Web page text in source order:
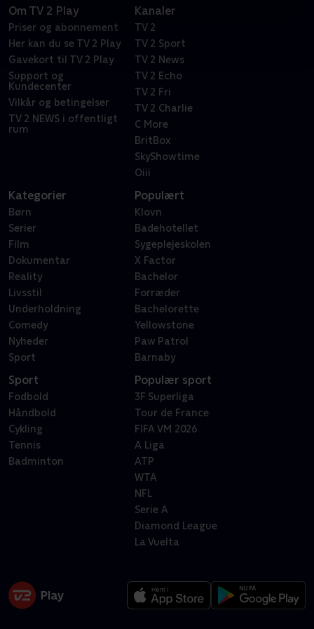
Om TV 2 Play
Priser og abonnement
Her kan du se TV 2 Play
Gavekort til TV 2 Play
Support og
Kundecenter
Vilkår og betingelser
TV 2 NEWS i offentligt
rum
Kanaler
TV 2
TV 2 Sport
TV 2 News
TV 2 Echo
TV 2 Fri
TV 2 Charlie
C More
BritBox
SkyShowtime
Oiii
Kategorier
Børn
Serier
Film
Dokumentar
Reality
Livsstil
Underholdning
Comedy
Nyheder
Sport
Populært
Klovn
Badehotellet
Sygeplejeskolen
X Factor
Bachelor
Forræder
Bachelorette
Yellowstone
Paw Patrol
Barnaby
Sport
Fodbold
Håndbold
Cykling
Tennis
Badminton
Populær sport
3F Superliga
Tour de France
FIFA VM 2026
A Liga
ATP
WTA
NFL
Serie A
Diamond League
La Vuelta